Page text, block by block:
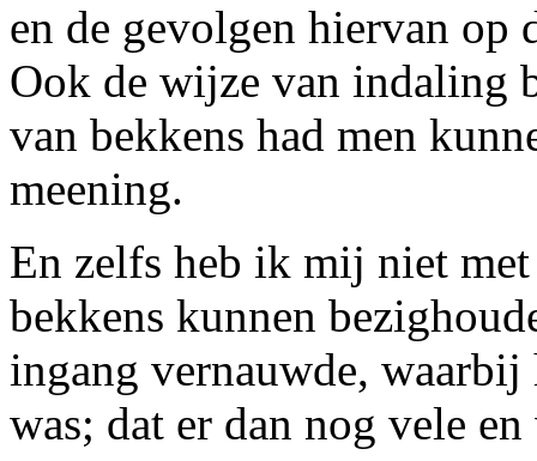
en de gevolgen hiervan op
Ook de wijze van indaling
van bekkens had men
meening.
En zelfs heb ik mij niet
bekkens kunnen
ingang vernauwde,
was; dat er dan nog vele